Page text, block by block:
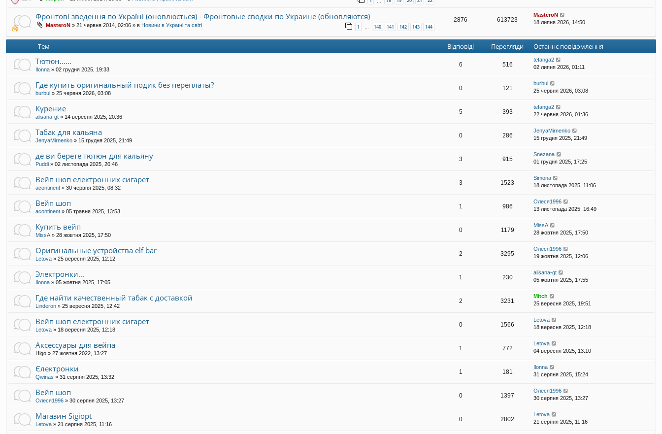
…
Фронтові зведення по Україні (оновлюється) - Фронтовые сводки по Украине (обновляются)
MasteroN » 21 червня 2014, 02:06 » в Новини в Україні та світі 1 … 140 141 142 143 144
2876 613723
MasteroN
18 липня 2026, 14:50
Тем Відповіді Перегляди Останнє повідомлення
Тютюн......
Ilonna » 02 грудня 2025, 19:33
6 516
tefanga2
02 липня 2026, 01:11
Где купить оригинальный подик без переплаты?
burbul » 25 червня 2026, 03:08
0 121
burbul
25 червня 2026, 03:08
Курение
alisana-gt » 14 вересня 2025, 20:36
5 393
tefanga2
22 червня 2026, 01:36
Табак для кальяна
JenyaMirnenko » 15 грудня 2025, 21:49
0 286
JenyaMirnenko
15 грудня 2025, 21:49
де ви берете тютюн для кальяну
Puddi » 02 листопада 2025, 20:46
3 915
Snezana
01 грудня 2025, 17:25
Вейп шоп електронних сигарет
acontinent » 30 червня 2025, 08:32
3 1523
Simona
18 листопада 2025, 11:06
Вейп шоп
acontinent » 05 травня 2025, 13:53
1 986
Олеся1996
13 листопада 2025, 16:49
Купить вейп
MissA » 28 жовтня 2025, 17:50
0 1179
MissA
28 жовтня 2025, 17:50
Оригинальные устройства elf bar
Letova » 25 вересня 2025, 12:12
2 3295
Олеся1996
19 жовтня 2025, 12:06
Электронки...
Ilonna » 05 жовтня 2025, 17:05
1 230
alisana-gt
05 жовтня 2025, 17:55
Где найти качественный табак с доставкой
Linderon » 25 вересня 2025, 12:42
2 3231
Mitch
25 вересня 2025, 19:51
Вейп шоп електронних сигарет
Letova » 18 вересня 2025, 12:18
0 1566
Letova
18 вересня 2025, 12:18
Аксессуары для вейпа
Higo » 27 жовтня 2022, 13:27
1 772
Letova
04 вересня 2025, 13:10
Єлектронки
Qwinas » 31 серпня 2025, 13:32
1 181
Ilonna
31 серпня 2025, 15:24
Вейп шоп
Олеся1996 » 30 серпня 2025, 13:27
0 1397
Олеся1996
30 серпня 2025, 13:27
Магазин Sigiopt
Letova » 21 серпня 2025, 11:16
0 2802
Letova
21 серпня 2025, 11:16